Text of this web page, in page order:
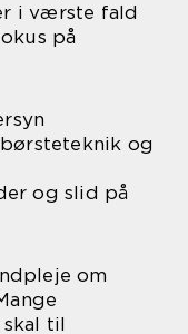
i værste fald
på
og
og slid på
om
skal til